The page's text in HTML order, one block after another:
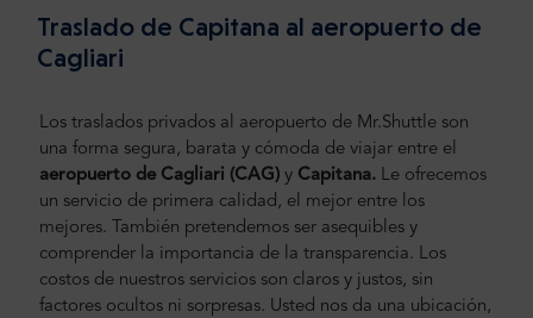
Traslado de Capitana al aeropuerto de
Cagliari
Los traslados privados al aeropuerto de Mr.Shuttle son
una forma segura, barata y cómoda de viajar entre el
aeropuerto de Cagliari (CAG) y Capitana. Le ofrecemos
un servicio de primera calidad, el mejor entre los
mejores. También pretendemos ser asequibles y
comprender la importancia de la transparencia. Los
costos de nuestros servicios son claros y justos, sin
factores ocultos ni sorpresas. Usted nos da una ubicación,